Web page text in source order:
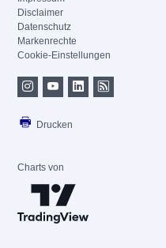
Disclaimer
Datenschutz
Markenrechte
Cookie-Einstellungen
Drucken
Charts von